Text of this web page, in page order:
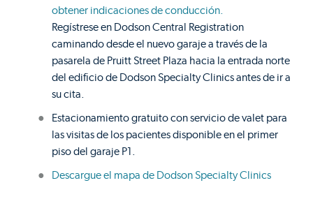
obtener indicaciones de conducción.
Regístrese en Dodson Central Registration
caminando desde el nuevo garaje a través de la
pasarela de Pruitt Street Plaza hacia la entrada norte
del edificio de Dodson Specialty Clinics antes de ir a
su cita.
Estacionamiento gratuito con servicio de valet para
las visitas de los pacientes disponible en el primer
piso del garaje P1.
Descargue el mapa de Dodson Specialty Clinics